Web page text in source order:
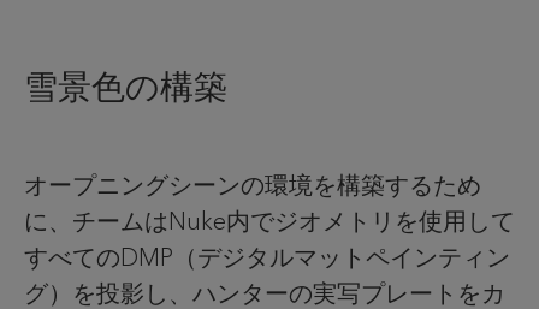
雪景色の構築
オープニングシーンの環境を構築するため
に、チームはNuke内でジオメトリを使用して
すべてのDMP（デジタルマットペインティン
グ）を投影し、ハンターの実写プレートをカ